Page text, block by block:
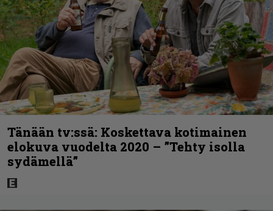
Tänään tv:ssä: Koskettava kotimainen
elokuva vuodelta 2020 – ”Tehty isolla
sydämellä”